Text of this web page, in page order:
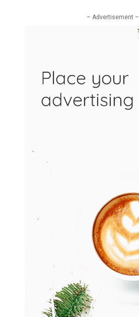
– Advertisement –